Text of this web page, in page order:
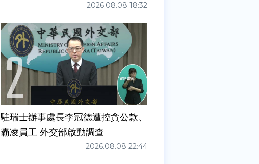
2026.08.08 18:32
駐瑞士辦事處長李冠德遭控貪公款、
霸凌員工 外交部啟動調查
2026.08.08 22:44